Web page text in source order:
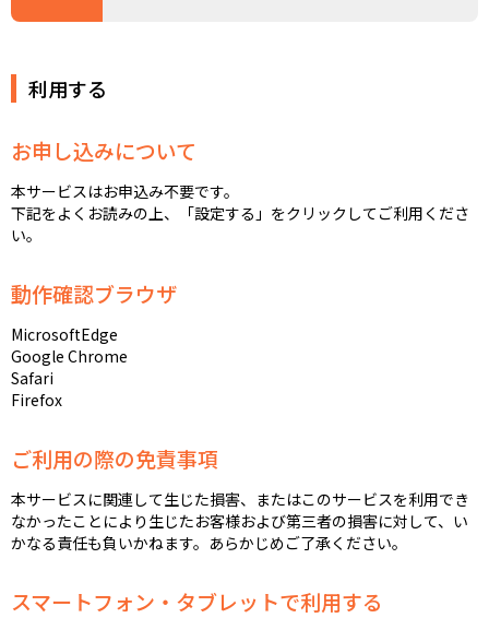
利用する
お申し込みについて
本サービスはお申込み不要です。
下記をよくお読みの上、「設定する」をクリックしてご利用くださ
い。
動作確認ブラウザ
MicrosoftEdge
Google Chrome
Safari
Firefox
ご利用の際の免責事項
本サービスに関連して生じた損害、またはこのサービスを利用でき
なかったことにより生じたお客様および第三者の損害に対して、い
かなる責任も負いかねます。あらかじめご了承ください。
スマートフォン・タブレットで利用する